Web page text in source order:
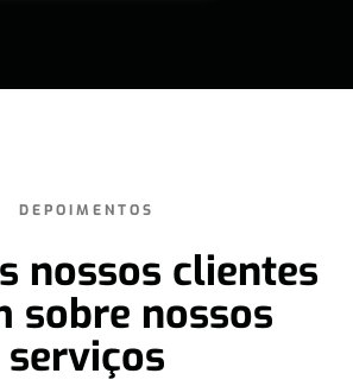
DEPOIMENTOS
nossos clientes
sobre nossos
serviços